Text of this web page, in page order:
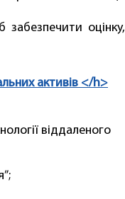
забезпечити оцінку,
активів </h>
віддаленого